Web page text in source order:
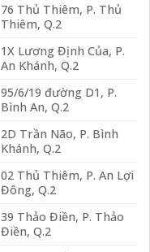
76 Thủ Thiêm, P. Thủ
Thiêm, Q.2
1X Lương Định Của, P.
An Khánh, Q.2
95/6/19 đường D1, P.
Bình An, Q.2
2D Trần Não, P. Bình
Khánh, Q.2
02 Thủ Thiêm, P. An Lợi
Đông, Q.2
39 Thảo Điền, P. Thảo
Điền, Q.2